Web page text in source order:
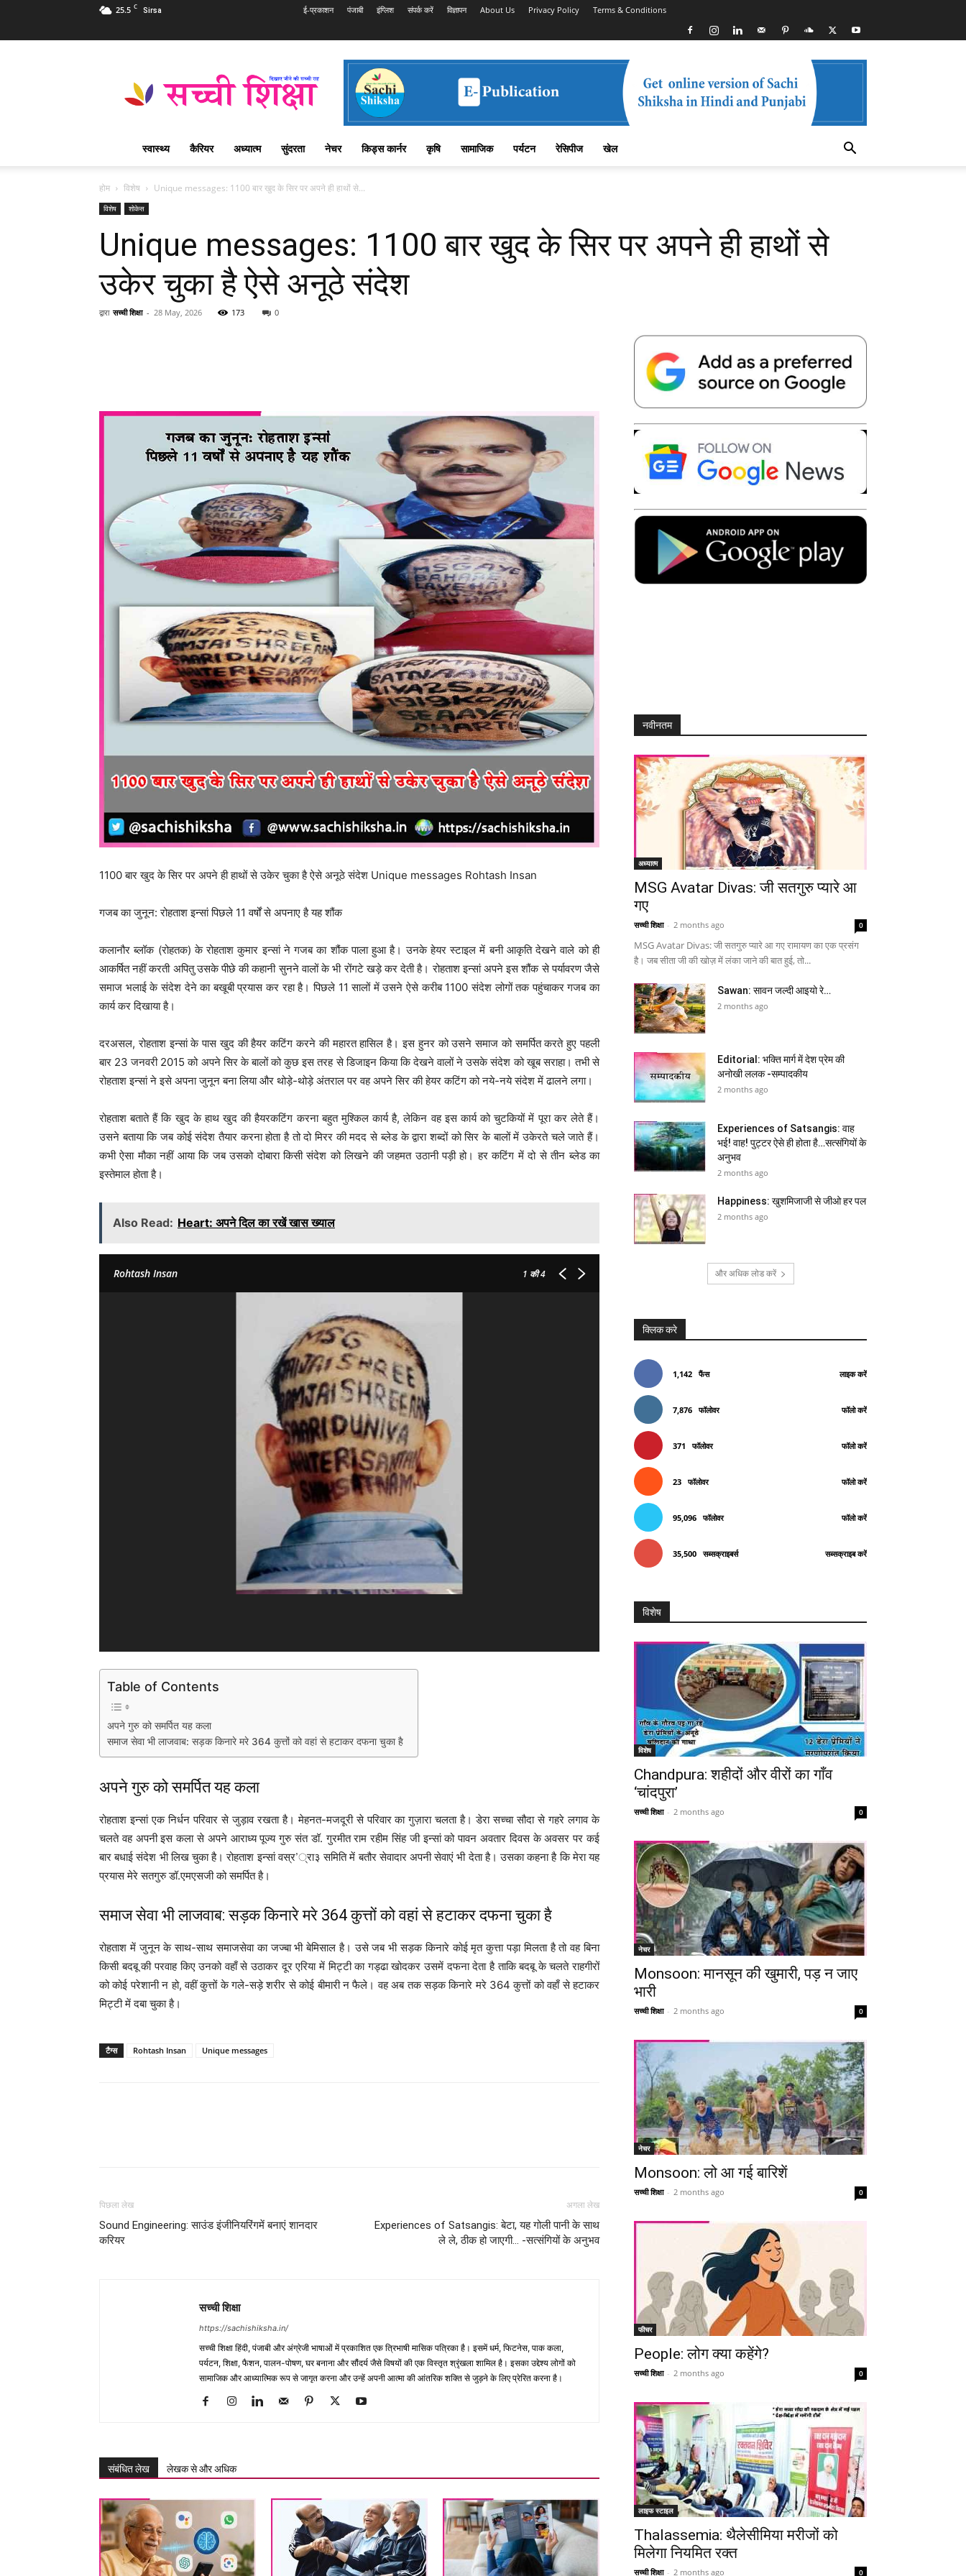
25.5 C Sirsa ई-प्रकाशन पंजाबी इंग्लिश संपर्क करें विज्ञापन About Us Privacy Policy Terms & Conditions
Shiksha
शिक्षा
पत्रिका
स्वास्थ्य कैरियर अध्यात्म सुंदरता नेचर किड्स कार्नर कृषि सामाजिक पर्यटन रेसिपीज खेल
होम विशेष Unique messages: 1100 बार खुद के सिर पर अपने ही हाथों से...
विशेष शोकेस
Unique messages: 1100 बार खुद के सिर पर अपने ही हाथों से
उकेर चुका है ऐसे अनूठे संदेश
द्वारा सच्ची शिक्षा - 28 May, 2026 173 0
Telegram Copy URL
1100 बार खुद के सिर पर अपने ही हाथों से उकेर चुका है ऐसे अनूठे संदेश Unique messages Rohtash Insan
गजब का जुनून: रोहताश इन्सां पिछले 11 वर्षों से अपनाए है यह शौंक
कलानौर ब्लॉक (रोहतक) के रोहताश कुमार इन्सां ने गजब का शौंक पाला हुआ है। उनके हेयर स्टाइल में बनी आकृति देखने वाले को ही
आकर्षित नहीं करती अपितु उसके पीछे की कहानी सुनने वालों के भी रोंगटे खड़े कर देती है। रोहताश इन्सां अपने इस शौंक से पर्यावरण जैसे
समाज भलाई के संदेश देने का बखूबी प्रयास कर रहा है। पिछले 11 सालों में उसने ऐसे करीब 1100 संदेश लोगों तक पहुंचाकर गजब का
कार्य कर दिखाया है।
दरअसल, रोहताश इन्सां के पास खुद की हैयर कटिंग करने की महारत हासिल है। इस हुनर को उसने समाज को समर्पित करते हुए पहली
बार 23 जनवरी 2015 को अपने सिर के बालों को कुछ इस तरह से डिजाइन किया कि देखने वालों ने उसके संदेश को खूब सराहा। तभी से
रोहताश इन्सां ने इसे अपना जुनून बना लिया और थोड़े-थोड़े अंतराल पर वह अपने सिर की हेयर कटिंग को नये-नये संदेश में ढालने लगा।
रोहताश बताते हैं कि खुद के हाथ खुद की हैयरकटिंग करना बहुत मुश्किल कार्य है, लेकिन वह इस कार्य को चुटकियों में पूरा कर लेते हैं।
उसने बताया कि जब कोई संदेश तैयार करना होता है तो दो मिरर की मदद से ब्लेड के द्वारा शब्दों को सिर के बालों में उकेरते चले जाते हैं।
कभी ऐसा मौका नहीं आया कि जब उसको दोबारा किसी संदेश को लिखने की जहमत उठानी पड़ी हो। हर कटिंग में दो से तीन ब्लेड का
इस्तेमाल होता है।
Also Read: Heart: अपने दिल का रखें खास ख्याल
Rohtash Insan 1 की 4
Table of Contents
अपने गुरु को समर्पित यह कला
समाज सेवा भी लाजवाब: सड़क किनारे मरे 364 कुत्तों को वहां से हटाकर दफना चुका है
अपने गुरु को समर्पित यह कला
रोहताश इन्सां एक निर्धन परिवार से जुड़ाव रखता है। मेहनत-मजदूरी से परिवार का गुज़ारा चलता है। डेरा सच्चा सौदा से गहरे लगाव के
चलते वह अपनी इस कला से अपने आराध्य पूज्य गुरु संत डॉ. गुरमीत राम रहीम सिंह जी इन्सां को पावन अवतार दिवस के अवसर पर कई
बार बधाई संदेश भी लिख चुका है। रोहताश इन्सां वस्र’्रा३ समिति में बतौर सेवादार अपनी सेवाएं भी देता है। उसका कहना है कि मेरा यह
प्रयास मेरे सतगुरु डॉ.एमएसजी को समर्पित है।
समाज सेवा भी लाजवाब: सड़क किनारे मरे 364 कुत्तों को वहां से हटाकर दफना चुका है
रोहताश में जुनून के साथ-साथ समाजसेवा का जज्बा भी बेमिसाल है। उसे जब भी सड़क किनारे कोई मृत कुत्ता पड़ा मिलता है तो वह बिना
किसी बदबू की परवाह किए उनको वहाँ से उठाकर दूर एरिया में मिट्टी का गड्ढा खोदकर उसमें दफना देता है ताकि बदबू के चलते राहगीरों
को कोई परेशानी न हो, वहीं कुत्तों के गले-सड़े शरीर से कोई बीमारी न फैले। वह अब तक सड़क किनारे मरे 364 कुत्तों को वहाँ से हटाकर
मिट्टी में दबा चुका है।
टैग्स Rohtash Insan Unique messages
Telegram Copy URL
पिछला लेख
Sound Engineering: साउंड इंजीनियरिंगमें बनाएं शानदार
करियर
अगला लेख
Experiences of Satsangis: बेटा, यह गोली पानी के साथ
ले ले, ठीक हो जाएगी… -सत्संगियों के अनुभव
सच्ची शिक्षा
https://sachishiksha.in/
सच्ची शिक्षा हिंदी, पंजाबी और अंग्रेजी भाषाओं में प्रकाशित एक त्रिभाषी मासिक पत्रिका है। इसमें धर्म, फिटनेस, पाक कला,
पर्यटन, शिक्षा, फैशन, पालन-पोषण, घर बनाना और सौंदर्य जैसे विषयों की एक विस्तृत श्रृंखला शामिल है। इसका उद्देश्य लोगों को
सामाजिक और आध्यात्मिक रूप से जागृत करना और उन्हें अपनी आत्मा की आंतरिक शक्ति से जुड़ने के लिए प्रेरित करना है।
संबंधित लेख लेखक से और अधिक
नवीनतम
अध्यात्म
MSG Avatar Divas: जी सतगुरु प्यारे आ
गए
सच्ची शिक्षा - 2 months ago 0
MSG Avatar Divas: जी सतगुरु प्यारे आ गए रामायण का एक प्रसंग
है। जब सीता जी की खोज़ में लंका जाने की बात हुई, तो...
Sawan: सावन जल्दी आइयो रे…
2 months ago
Editorial: भक्ति मार्ग में देश प्रेम की
अनोखी ललक -सम्पादकीय
2 months ago
Experiences of Satsangis: वाह
भई! वाह! पुट्टर ऐसे ही होता है…सत्संगियों के
अनुभव
2 months ago
Happiness: खुशमिजाजी से जीओ हर पल
2 months ago
और अधिक लोड करें
क्लिक करे
1,142 फैंस लाइक करें
7,876 फॉलोवर फॉलो करें
371 फॉलोवर फॉलो करें
23 फॉलोवर फॉलो करें
95,096 फॉलोवर फॉलो करें
35,500 सब्सक्राइबर्स सब्सक्राइब करें
विशेष
विशेष
Chandpura: शहीदों और वीरों का गाँव
‘चांदपुरा’
सच्ची शिक्षा - 2 months ago 0
नेचर
Monsoon: मानसून की खुमारी, पड़ न जाए
भारी
सच्ची शिक्षा - 2 months ago 0
नेचर
Monsoon: लो आ गई बारिशें
सच्ची शिक्षा - 2 months ago 0
फीचर
People: लोग क्या कहेंगे?
सच्ची शिक्षा - 2 months ago 0
लाइफ स्टाइल
Thalassemia: थैलेसीमिया मरीजों को
मिलेगा नियमित रक्त
सच्ची शिक्षा - 2 months ago 0